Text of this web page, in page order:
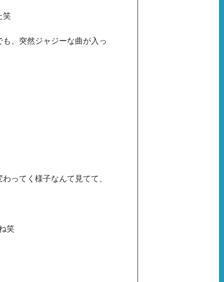
笑
、突然ジャジーな曲が入っ
ってく様子なんて見てて、
笑